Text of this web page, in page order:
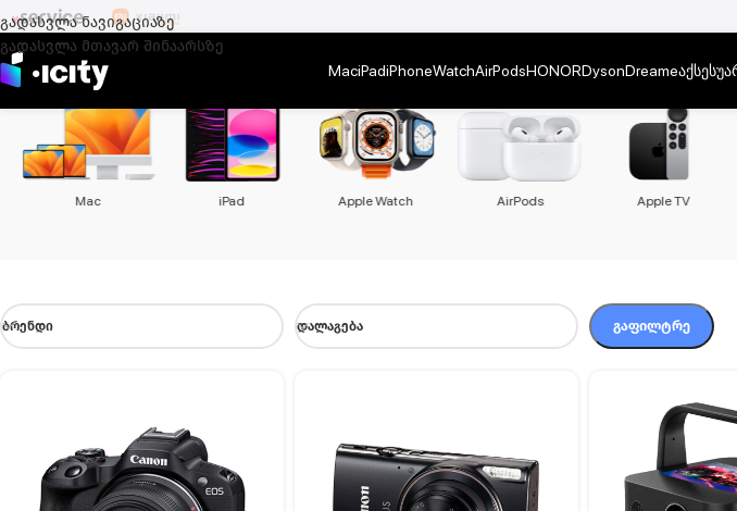
გადასვლა ნავიგაციაზე
გადასვლა მთავარ შინაარსზე
MaciPadiPhoneWatchAirPodsHONORDysonDreame
აქსესუარები iPhone Mac iPad Apple Watch
ᲑᲠᲔᲜᲓᲘ ᲓᲐᲚᲐᲒᲔᲑᲐ ᲒᲐᲤᲘᲚᲢᲠᲔ